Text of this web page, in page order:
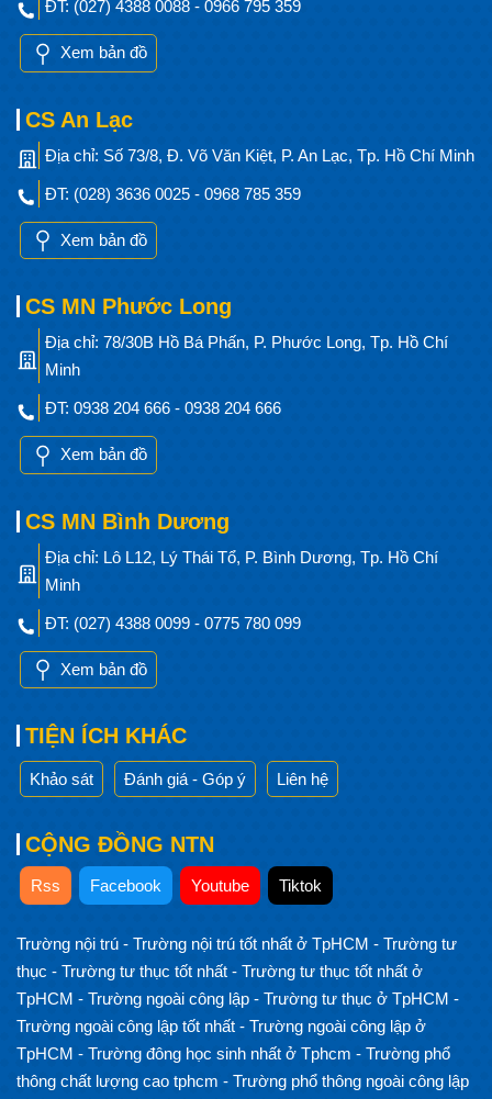
ĐT: (027) 4388 0088 - 0966 795 359
Xem bản đồ
CS An Lạc
Địa chỉ: Số 73/8, Đ. Võ Văn Kiệt, P. An Lạc, Tp. Hồ Chí Minh
ĐT: (028) 3636 0025 - 0968 785 359
Xem bản đồ
CS MN Phước Long
Địa chỉ: 78/30B Hồ Bá Phấn, P. Phước Long, Tp. Hồ Chí
Minh
ĐT: 0938 204 666 - 0938 204 666
Xem bản đồ
CS MN Bình Dương
Địa chỉ: Lô L12, Lý Thái Tổ, P. Bình Dương, Tp. Hồ Chí
Minh
ĐT: (027) 4388 0099 - 0775 780 099
Xem bản đồ
TIỆN ÍCH KHÁC
Khảo sát Đánh giá - Góp ý Liên hệ
CỘNG ĐỒNG NTN
Rss Facebook Youtube Tiktok
Trường nội trú - Trường nội trú tốt nhất ở TpHCM - Trường tư
thục - Trường tư thục tốt nhất - Trường tư thục tốt nhất ở
TpHCM - Trường ngoài công lập - Trường tư thục ở TpHCM -
Trường ngoài công lập tốt nhất - Trường ngoài công lập ở
TpHCM - Trường đông học sinh nhất ở Tphcm - Trường phổ
thông chất lượng cao tphcm - Trường phổ thông ngoài công lập